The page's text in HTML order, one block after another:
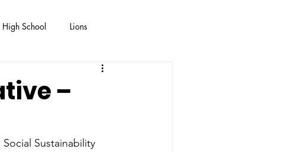
High School Lions
Student Achievements
–
Sustainability